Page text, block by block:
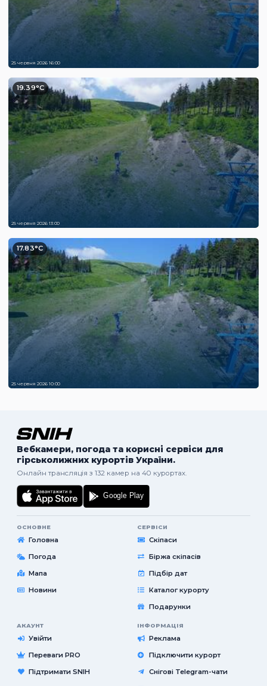
25 червня 2026 16:00
19.39°C
25 червня 2026 13:00
17.83°C
25 червня 2026 10:00
Вебкамери, погода та корисні сервіси для
гірськолижних курортів України.
Онлайн трансляція з 132 камер на 40 курортах.
ОСНОВНЕ
Головна
Погода
Мапа
Новини
СЕРВІСИ
Скіпаси
Біржа скіпасів
Підбір дат
Каталог курорту
Подарунки
АКАУНТ
Увійти
Переваги PRO
Підтримати SNIH
ІНФОРМАЦІЯ
Реклама
Підключити курорт
Снігові Telegram-чати